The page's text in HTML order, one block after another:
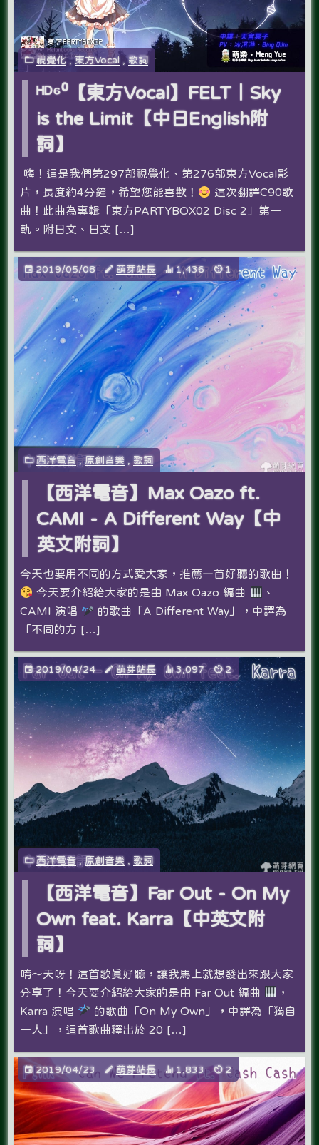
視覺化,東方Vocal ,歌詞
ᴴᴰ⁶⁰【東方Vocal】FELT｜Sky
is the Limit【中日English附
詞】
嗨！這是我們第297部視覺化、第276部東方Vocal影
片，長度約4分鐘，希望您能喜歡！
這次翻譯C90歌
曲！此曲為專輯「東方PARTYBOX02 Disc 2」第一
軌。附日文、日文 […]
2019/05/08 萌芽站長 1,436 1
西洋電音,原創音樂 , 歌詞
【西洋電音】Max Oazo ft.
CAMI - A Different Way【中
英文附詞】
今天也要用不同的方式愛大家，推薦一首好聽的歌曲！
今天要介紹給大家的是由 Max Oazo 編曲
、
CAMI 演唱
的歌曲「A Different Way」，中譯為
「不同的方 […]
2019/04/24 萌芽站長 3,097 2
西洋電音,原創音樂 歌詞
【西洋電音】Far Out - On My
Own feat. Karra【中英文附
詞】
唷～天呀！這首歌真好聽，讓我馬上就想發出來跟大家
分享了！今天要介紹給大家的是由 Far Out 編曲
，
Karra 演唱
的歌曲「On My Own」，中譯為「獨自
一人」，這首歌曲釋出於 20 […]
2019/04/23 萌芽站長 1,833 2